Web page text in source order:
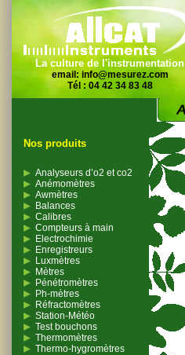
La culture de l'instrumentation
email: info@mesurez.com
Tél : 04 42 34 83 48
Nos produits
Analyseurs d’o2 et co2
Anémomètres
Awmètres
Balances
Calibres
Compteurs à main
Electrochimie
Enregistreurs
Luxmètres
Mètres
Pénétromètres
Ph-mètres
Réfractomètres
Station-Météo
Test bouchons
Thermomètres
Thermo-hygromètres